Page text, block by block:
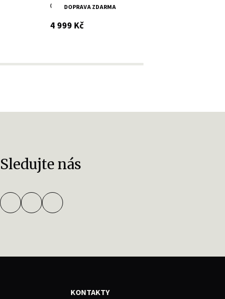
DOPRAVA ZDARMA
GMBrody
4 999 Kčs DPH
Sledujte nás
KONTAKTY